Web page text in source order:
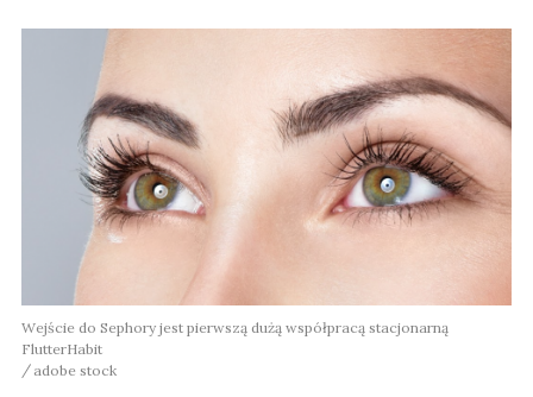
Wejście do Sephory jest pierwszą dużą współpracą stacjonarną
FlutterHabit
adobe stock